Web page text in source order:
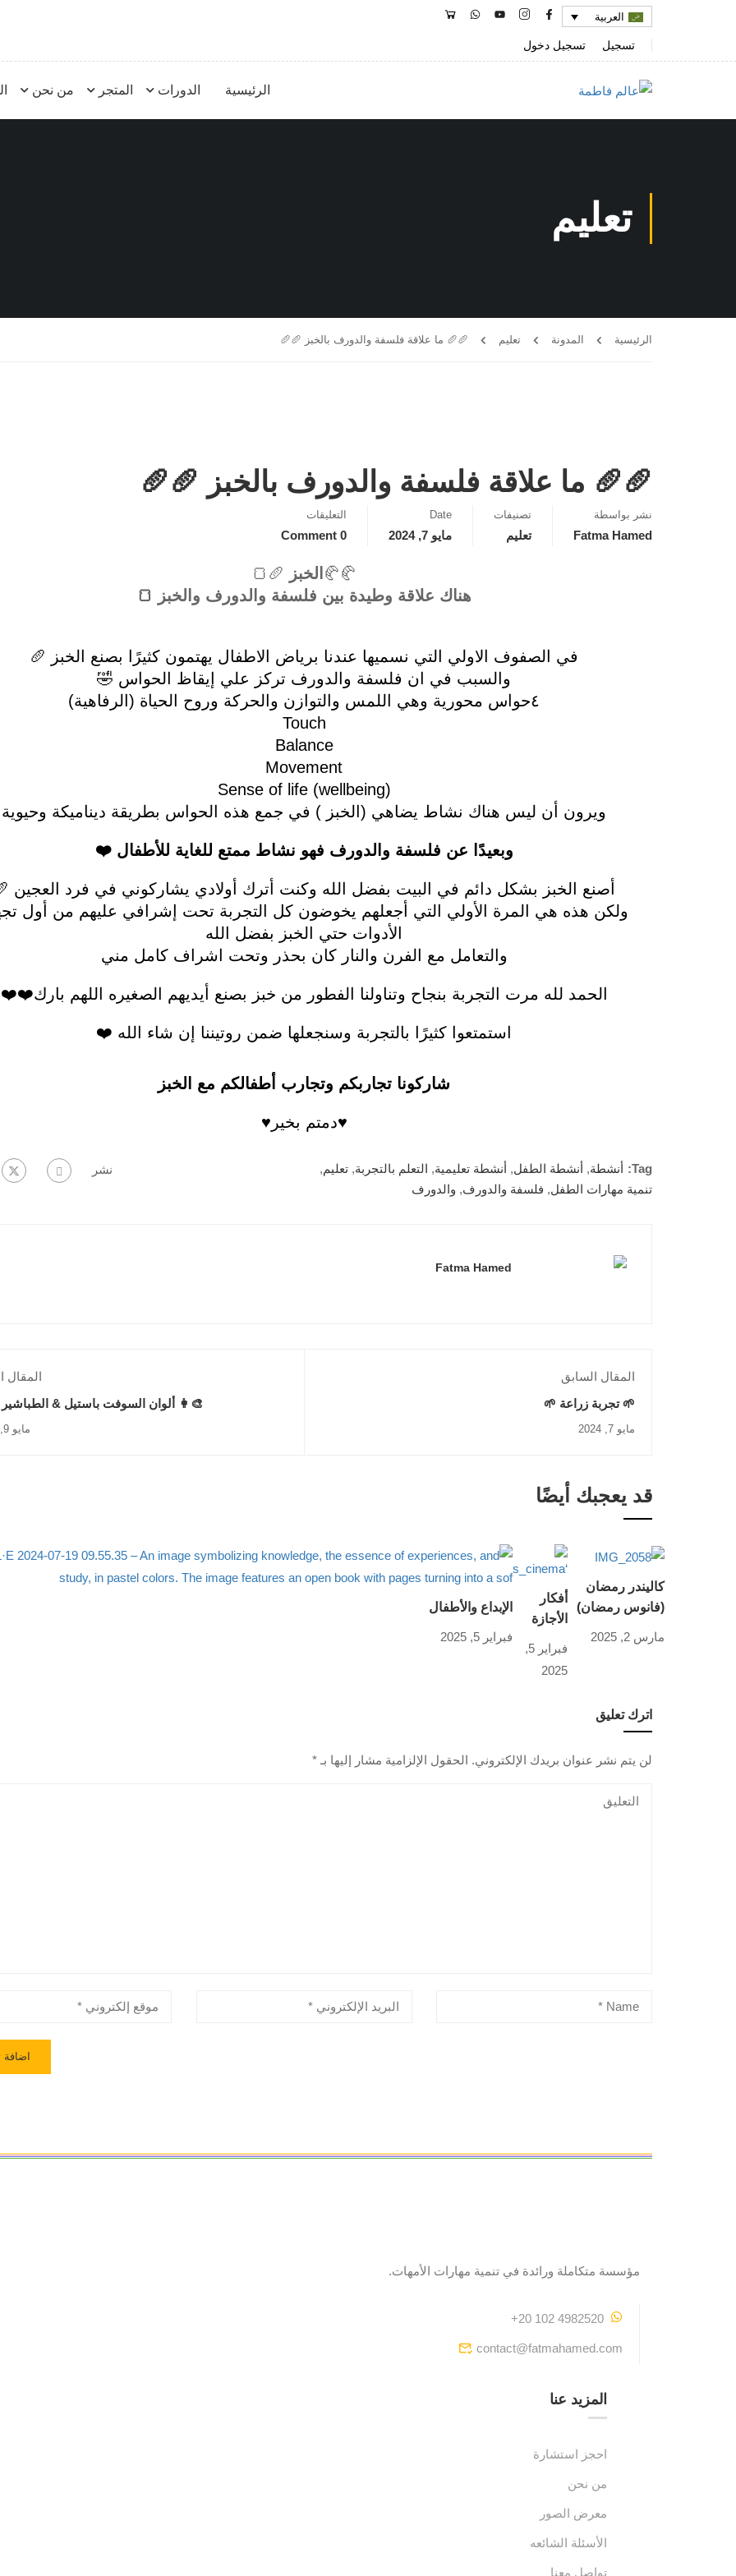
العربية
تسجيل تسجيل دخول
الرئيسية الدورات المتجر من نحن
تعليم
الرئيسية المدونة تعليم 🥖🥖 ما علاقة فلسفة والدورف بالخبز 🥖🥖
🥖🥖 ما علاقة فلسفة والدورف بالخبز 🥖🥖
نشر بواسطة
Fatma Hamed
تصنيفات
تعليم
Date
مايو 7, 2024
التعليقات
0 Comment
🥐🥐 الخبز
🥖🍞
هناك علاقة وطيدة بين فلسفة والدورف والخبز 🍞
في الصفوف الاولي التي نسميها عندنا برياض الاطفال يهتمون كثيرًا بصنع الخبز 🥖
والسبب في ان فلسفة والدورف تركز علي إيقاظ الحواس 🤣
٤حواس محورية وهي اللمس والتوازن والحركة وروح الحياة (الرفاهية)
Touch
Balance
Movement
Sense of life (wellbeing)
ويرون أن ليس هناك نشاط يضاهي (الخبز ) في جمع هذه الحواس بطريقة ديناميكة وحيوية
وبعيدًا عن فلسفة والدورف فهو نشاط ممتع للغاية للأطفال ❤️
أصنع الخبز بشكل دائم في البيت بفضل الله وكنت أترك أولادي يشاركوني في فرد العجين
ولكن هذه هي المرة الأولي التي أجعلهم يخوضون كل التجربة تحت إشرافي عليهم من أول
الأدوات حتي الخبز بفضل الله
والتعامل مع الفرن والنار كان بحذر وتحت اشراف كامل مني
الحمد لله مرت التجربة بنجاح وتناولنا الفطور من خبز بصنع أيديهم الصغيره اللهم بارك❤️❤️
استمتعوا كثيرًا بالتجربة وسنجعلها ضمن روتيننا إن شاء الله ❤️
شاركونا تجاربكم وتجارب أطفالكم مع الخبز
♥️دمتم بخير♥️
Tag: أنشطة, أنشطة الطفل, أنشطة تعليمية, التعلم بالتجربة, تعليم,
تنمية مهارات الطفل, فلسفة والدورف, والدورف
نشر
Fatma Hamed
المقال السابق
🌱 تجربة زراعة 🌱
مايو 7, 2024
المقال
👩‍🎨 ألوان السوفت باستيل &
مايو 9, 2024
قد يعجبك أيضًا
كاليندر رمضان
(فانوس رمضان)
مارس 2, 2025
أفكار
الأجازة
فبراير 5,
2025
الإبداع والأطفال
فبراير 5, 2025
اترك تعليق
لن يتم نشر عنوان بريدك الإلكتروني. الحقول الإلزامية مشار إليها بـ *
مؤسسة متكاملة ورائدة في تنمية مهارات الأمهات.
+20 102 4982520
contact@fatmahamed.com
المزيد عنا
احجز استشارة
من نحن
معرض الصور
الأسئلة الشائعه
تواصل معنا